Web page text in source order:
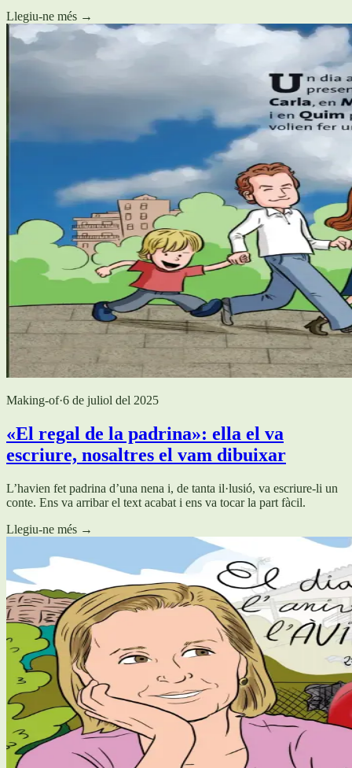
Llegiu-ne més →
Making-of·6 de juliol del 2025
«El regal de la padrina»: ella el va
escriure, nosaltres el vam dibuixar
L’havien fet padrina d’una nena i, de tanta il·lusió, va escriure-li un
conte. Ens va arribar el text acabat i ens va tocar la part fàcil.
Llegiu-ne més →